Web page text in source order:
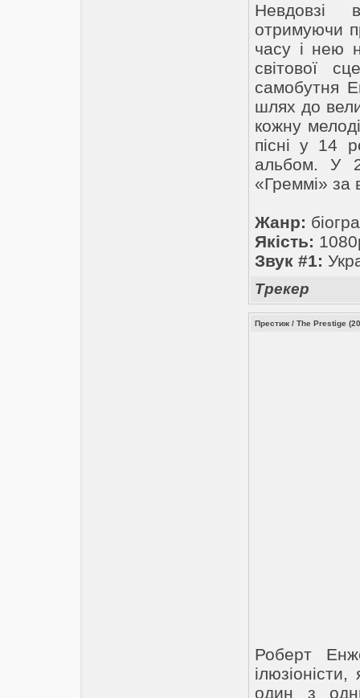
Невдовзі
отримуючи
часу і нею
світової
самобутня
шлях до
кожну
пісні у 14
альбом. У
«Греммі» за
Жанр:
Якість:
Звук #1:
Трекер
Престиж / The Prestige
Роберт
один з